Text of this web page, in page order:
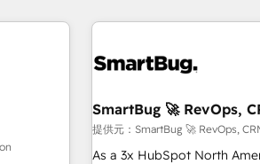
SmartBug 🚀 RevOps,
提供元：SmartBug 🚀 RevOps,
As a 3x HubSpot North